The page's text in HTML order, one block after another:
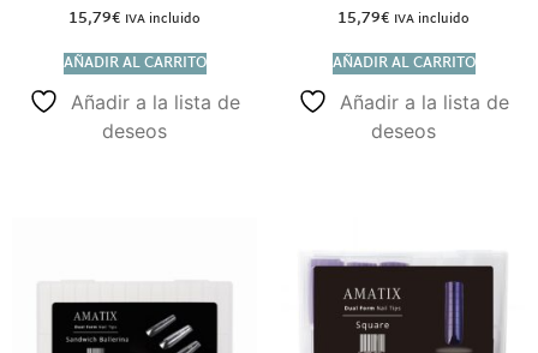
15,79€ IVA incluido
AÑADIR AL CARRITO
Añadir a la lista de
deseos
15,79€ IVA incluido
AÑADIR AL CARRITO
Añadir a la lista de
deseos